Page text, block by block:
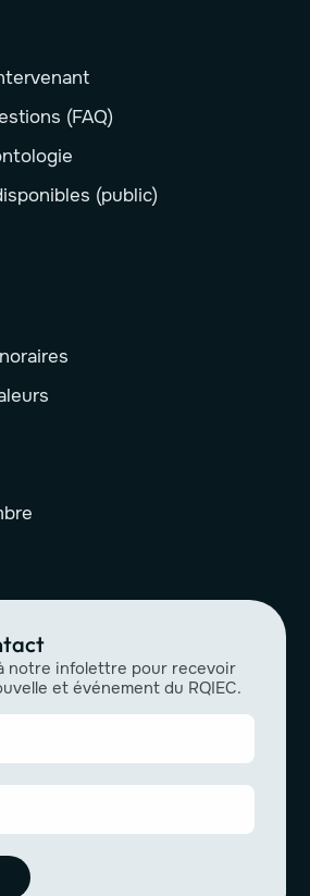
(FAQ)
(public)
notre infolettre pour recevoir
et événement du RQIEC.